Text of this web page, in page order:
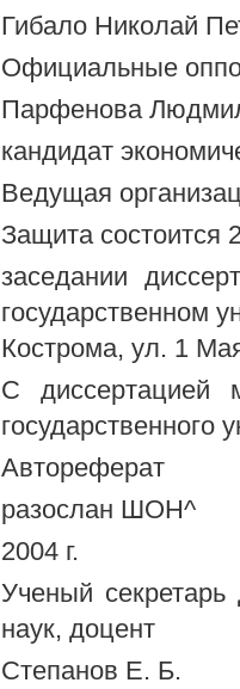
Гибало Николай
Официальные
Парфенова
кандидат
Ведущая
Защита состоится
заседании
государственном
Кострома, ул. 1
С диссертацией
государственного
Автореферат
разослан ШОН^
2004 г.
Ученый секретарь
наук, доцент
Степанов Е. Б.